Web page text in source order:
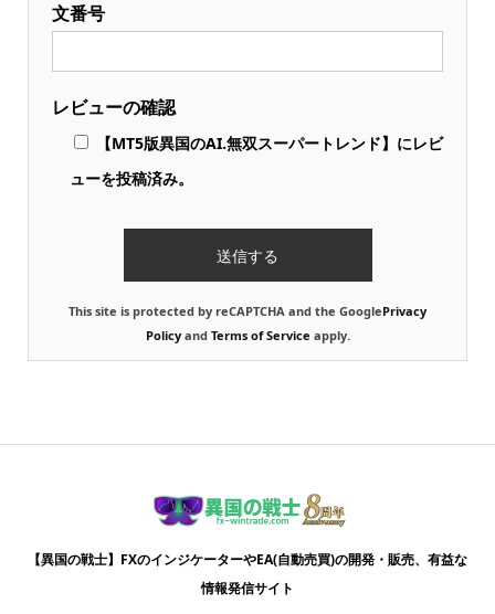
文番号
レビューの確認
【MT5版異国のAI.無双スーパートレンド】にレビ
ューを投稿済み。
This site is protected by reCAPTCHA and the GooglePrivacy
Policyand Terms of Service apply.
【異国の戦士】FXのインジケーターやEA(自動売買)の開発・販売、有益な
情報発信サイト